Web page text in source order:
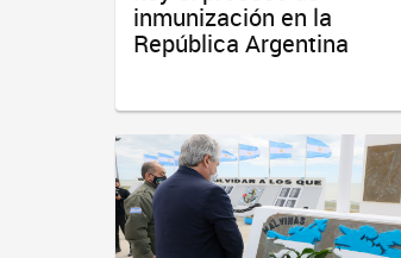
inmunización en la
República Argentina